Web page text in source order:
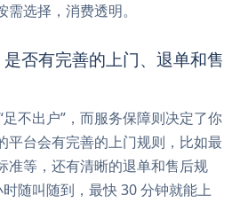
选择，消费透明。
是否有完善的上门、退单和售
不出户”，而服务保障则决定了你
平台会有完善的上门规则，比如最
准等，还有清晰的退单和售后规
随叫随到，最快 30 分钟就能上